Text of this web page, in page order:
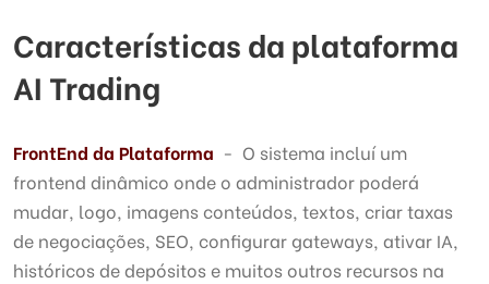
Características da plataforma
AI Trading
FrontEnd da Plataforma - O sistema incluí um
frontend dinâmico onde o administrador poderá
mudar, logo, imagens conteúdos, textos, criar taxas
de negociações, SEO, configurar gateways, ativar IA,
históricos de depósitos e muitos outros recursos na